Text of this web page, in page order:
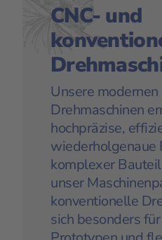
CNC- und
Unsere modernen
Drehmaschinen
hochpräzise,
wiederholgenaue
komplexer
unser
konventionelle
sich besonders